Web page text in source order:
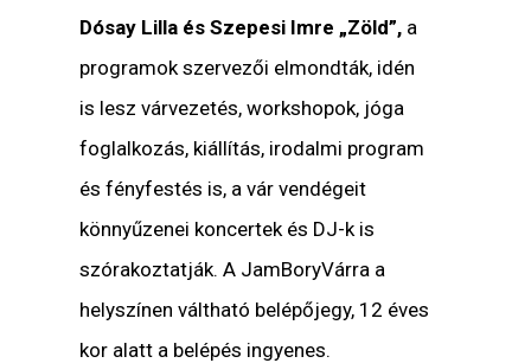
Dósay Lilla és Szepesi Imre „Zöld”, a
programok szervezői elmondták, idén
is lesz várvezetés, workshopok, jóga
foglalkozás, kiállítás, irodalmi program
és fényfestés is, a vár vendégeit
könnyűzenei koncertek és DJ-k is
szórakoztatják. A JamBoryVárra a
helyszínen váltható belépőjegy, 12 éves
kor alatt a belépés ingyenes.